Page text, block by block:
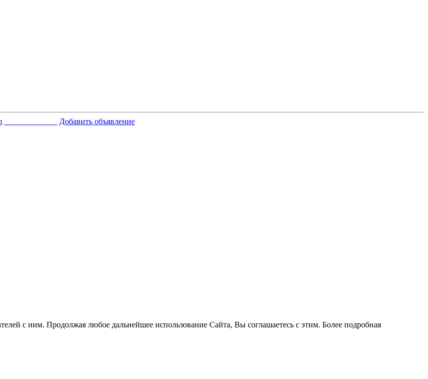
Добавить объявление
с ним. Продолжая любое дальнейшее использование Сайта, Вы соглашаетесь с этим. Более подробная